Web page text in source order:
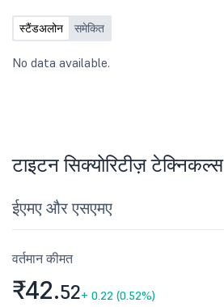
स्टैंडअलोन समेकित
No data available.
टाइटन सिक्योरिटीज़ टेक्निकल्स
ईएमए और एसएमए
वर्तमान कीमत
₹42.52+ 0.22 (0.52%)